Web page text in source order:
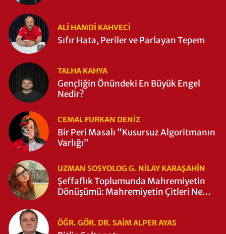
ALI HAMDI KAHVECİ
Sıfır Hata, Periler ve Parlayan Tepem
TALHA KAHYA
Gençliğin Önündeki En Büyük Engel
Nedir?
CEMAL FURKAN DENİZ
Bir Peri Masalı “Kusursuz Algoritmanın
Varlığı”
UZMAN SOSYOLOG G. NILAY KARAŞAHİN
Şeffaflık Toplumunda Mahremiyetin
Dönüşümü: Mahremiyetin Çitleri Ne
ÖĞR. GÖR. DR. SAIM ALPER AYAS